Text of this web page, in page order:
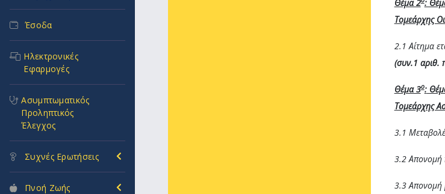
Έσοδα
Ηλεκτρονικές
Εφαρμογές
Ασυμπτωματικός
Προληπτικός
Έλεγχος
Συχνές Ερωτήσεις
Πνοή Ζωής
Θέμα 2 :
Τομεάρχης
2.1 Αίτημα
(συν.1 αριθ.
Θέμα 3ο:
Τομεάρχης
3.1
3.2 Απονομή
3.3 Απονομή